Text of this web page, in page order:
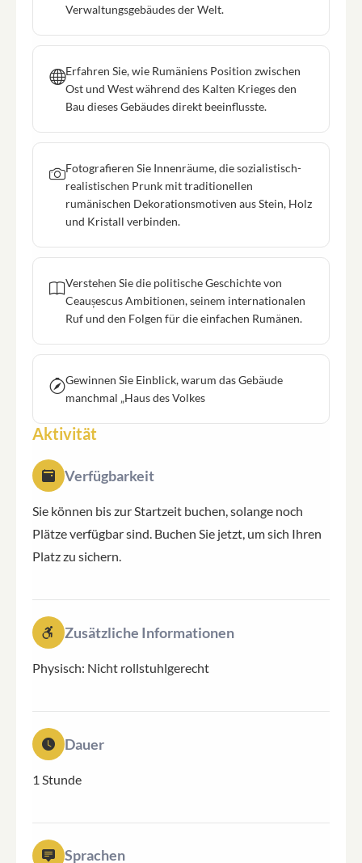
Verwaltungsgebäudes der Welt.
Erfahren Sie, wie Rumäniens Position zwischen
Ost und West während des Kalten Krieges den
Bau dieses Gebäudes direkt beeinflusste.
Fotografieren Sie Innenräume, die sozialistisch-
realistischen Prunk mit traditionellen
rumänischen Dekorationsmotiven aus Stein, Holz
und Kristall verbinden.
Verstehen Sie die politische Geschichte von
Ceaușescus Ambitionen, seinem internationalen
Ruf und den Folgen für die einfachen Rumänen.
Gewinnen Sie Einblick, warum das Gebäude
manchmal „Haus des Volkes
Aktivität
Verfügbarkeit
Sie können bis zur Startzeit buchen, solange noch
Plätze verfügbar sind. Buchen Sie jetzt, um sich Ihren
Platz zu sichern.
Zusätzliche Informationen
Physisch: Nicht rollstuhlgerecht
Dauer
1 Stunde
Sprachen